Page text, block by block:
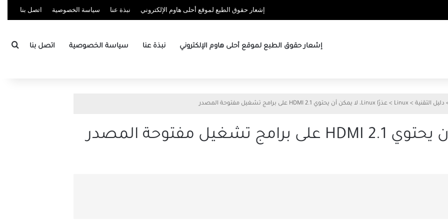
إشعار حقوق الطبع لموقع أحلى هاوم الإلكتروني نبذة عنا سياسة الخصوصية اتصل بنا
إشعار حقوق الطبع لموقع أحلى هاوم الإلكتروني نبذة عنا سياسة الخصوصية اتصل بنا
دليل التقنية >
Linux
> عذرًا Linux، لا يمكن أن يحتوي HDMI 2.1 على برامج تشغيل مفتوحة المصدر